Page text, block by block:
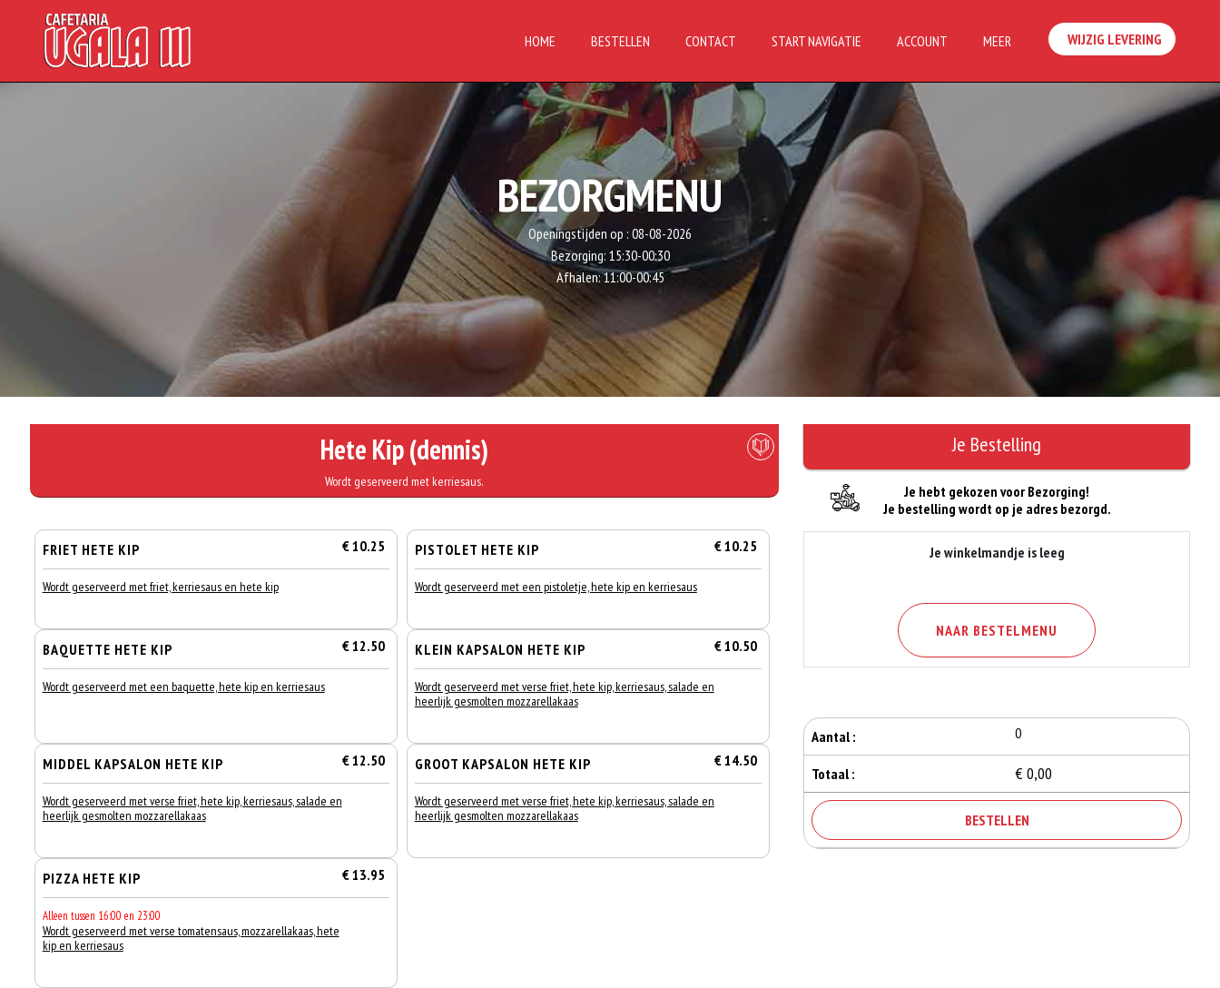
HOME BESTELLEN CONTACT START NAVIGATIE ACCOUNT MEER WIJZIG LEVERING
BEZORGMENU
Openingstijden op : 08-08-2026
Bezorging: 15:30-00:30
Afhalen:11:00-00:45
Hete Kip (dennis)
Wordt geserveerd met kerriesaus.
FRIET HETE KIP € 10.25
Wordt geserveerd met friet, kerriesaus en hete kip
PISTOLET HETE KIP € 10.25
Wordt geserveerd met een pistoletje, hete kip en kerriesaus
BAQUETTE HETE KIP € 12.50
Wordt geserveerd met een baquette, hete kip en kerriesaus
KLEIN KAPSALON HETE KIP € 10.50
Wordt geserveerd met verse friet, hete kip, kerriesaus, salade en
heerlijk gesmolten mozzarellakaas
MIDDEL KAPSALON HETE KIP € 12.50
Wordt geserveerd met verse friet, hete kip, kerriesaus, salade en
heerlijk gesmolten mozzarellakaas
GROOT KAPSALON HETE KIP € 14.50
Wordt geserveerd met verse friet, hete kip, kerriesaus, salade en
heerlijk gesmolten mozzarellakaas
PIZZA HETE KIP € 13.95
Alleen tussen 16:00 en 23:00
Wordt geserveerd met verse tomatensaus, mozzarellakaas, hete
kip en kerriesaus
Je hebt gekozen voor Bezorging!
Je bestelling wordt op je adres bezorgd.
Je winkelmandje is leeg
NAAR BESTELMENU
Aantal : 0
Totaal : € 0,00
BESTELLEN
Je Bestelling